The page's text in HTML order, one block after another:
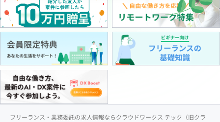
フリーランス・業務委託の求人情報ならクラウドワークス テック（旧クラ